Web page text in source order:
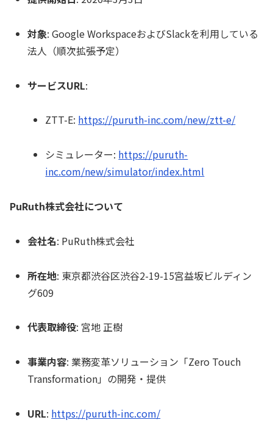
対象: Google WorkspaceおよびSlackを利用している
法人（順次拡張予定）
サービスURL:
ZTT-E: https://puruth-inc.com/new/ztt-e/
シミュレーター: https://puruth-
inc.com/new/simulator/index.html
PuRuth株式会社について
会社名: PuRuth株式会社
所在地: 東京都渋谷区渋谷2-19-15宮益坂ビルディン
グ609
代表取締役: 宮地 正樹
事業内容: 業務変革ソリューション「Zero Touch
Transformation」の開発・提供
URL: https://puruth-inc.com/